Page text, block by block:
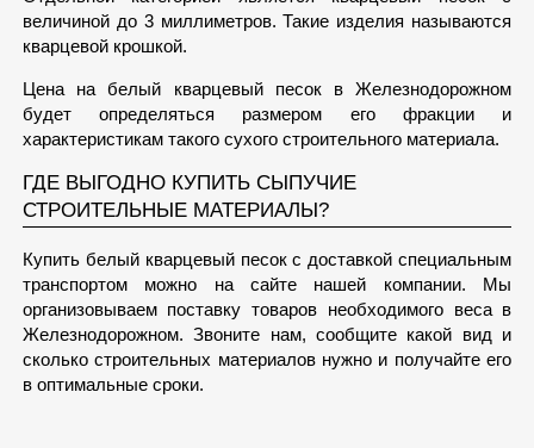
величиной до 3 миллиметров. Такие изделия называются
кварцевой крошкой.
Цена на белый кварцевый песок в Железнодорожном
будет определяться размером его фракции и
характеристикам такого сухого строительного материала.
ГДЕ ВЫГОДНО КУПИТЬ СЫПУЧИЕ
СТРОИТЕЛЬНЫЕ МАТЕРИАЛЫ?
Купить белый кварцевый песок с доставкой специальным
транспортом можно на сайте нашей компании. Мы
организовываем поставку товаров необходимого веса в
Железнодорожном. Звоните нам, сообщите какой вид и
сколько строительных материалов нужно и получайте его
в оптимальные сроки.